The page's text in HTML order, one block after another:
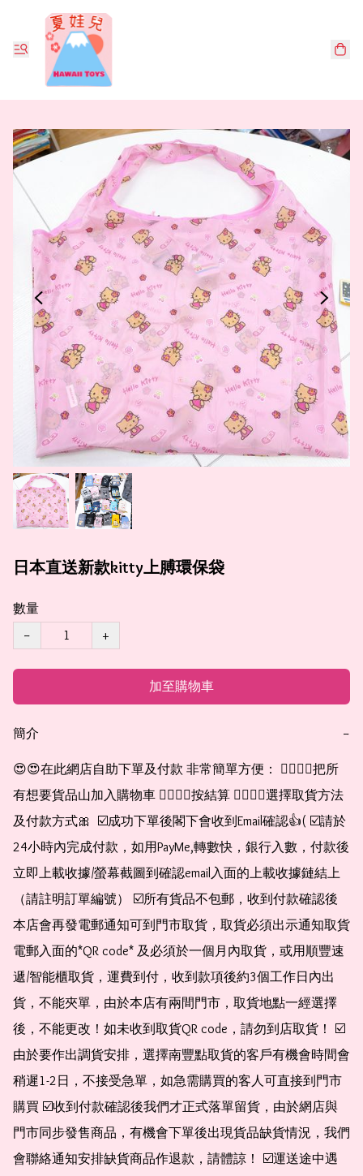
日本直送新款kitty上膊環保袋
數量
−
+
加至購物車
簡介 −
😍😍在此網店自助下單及付款 非常簡單方便： 👉🏻👉🏻把所
有想要貨品山加入購物車 👉🏻👉🏻按結算 👉🏻👉🏻選擇取貨方法
及付款方式🎀  ☑️成功下單後閣下會收到Email確認👍( ☑️請於
24小時內完成付款，如用PayMe,轉數快，銀行入數，付款後
立即上載收據/螢幕截圖到確認email入面的上載收據鏈結上
（請註明訂單編號） ☑️所有貨品不包郵，收到付款確認後
本店會再發電郵通知可到門市取貨，取貨必須出示通知取貨
電郵入面的*QR code* 及必須於一個月內取貨，或用順豐速
遞/智能櫃取貨，運費到付，收到款項後約3個工作日內出
貨，不能夾單，由於本店有兩間門市，取貨地點一經選擇
後，不能更改！如未收到取貨QR code，請勿到店取貨！ ☑️
由於要作出調貨安排，選擇南豐點取貨的客戶有機會時間會
稍遲1-2日，不接受急單，如急需購買的客人可直接到門市
購買 ☑️收到付款確認後我們才正式落單留貨，由於網店與
門市同步發售商品，有機會下單後出現貨品缺貨情況，我們
會聯絡通知安排缺貨商品作退款，請體諒！ ☑️運送途中遇